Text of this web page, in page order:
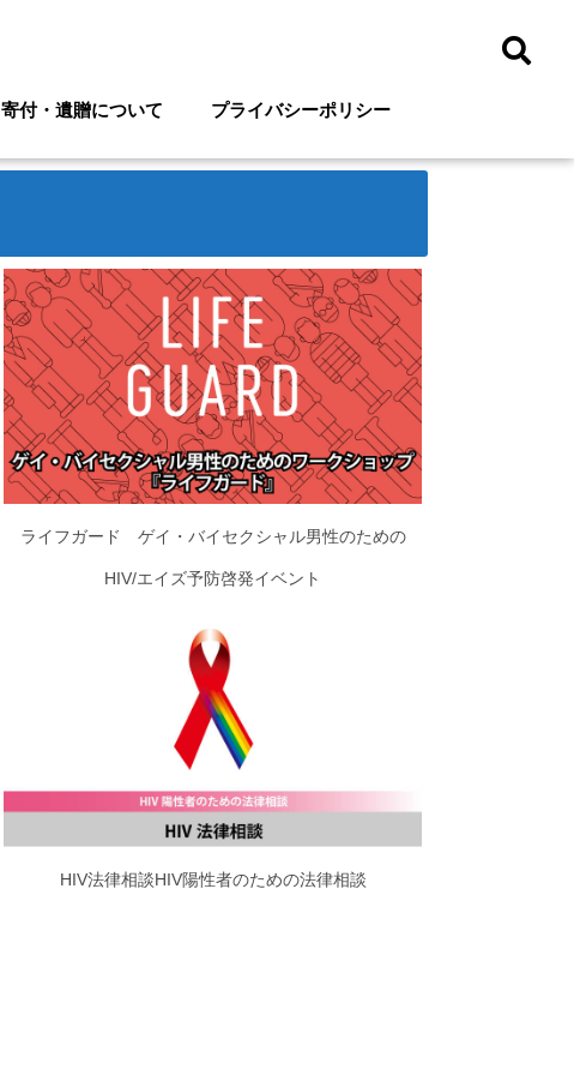
寄付・遺贈について プライバシーポリシー
ライフガード ゲイ・バイセクシャル男性のための
HIV/エイズ予防啓発イベント
HIV法律相談HIV陽性者のための法律相談